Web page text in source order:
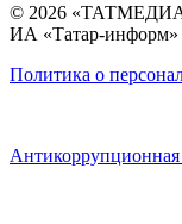
© 2026
ИА «Татар-информ»
Политика о